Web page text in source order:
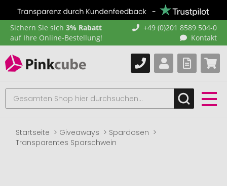
Sichern Sie sich 3% Rabatt
auf Ihre Online-Bestellung!
+49 (0)201 8589 504-0
Kontakt
Startseite Giveaways
Spardosen
Transparentes Sparschwein